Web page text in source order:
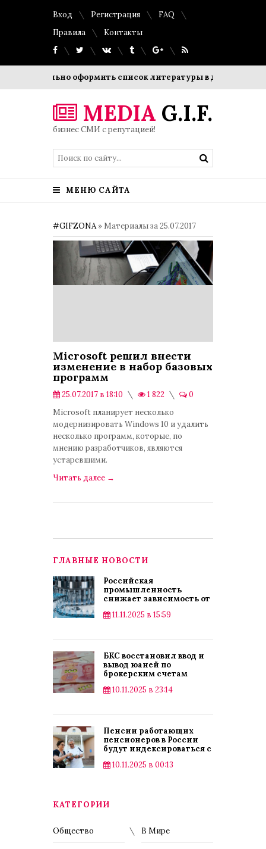
Вход Регистрация
FAQ
Правила
Контакты
оформить список литературы в дипломной
MEDIA G.I.F.
бизнес СМИ с репутацией!
МЕНЮ САЙТА
#GIFZONA» Материалы за 25.07.2017
Microsoft решил внести
изменение в набор базовых
программ
25.07.2017 в 18:10 1 822
0
Microsoft планирует несколько
модернизировать Windows 10 и удалить
несколько программ, которые, по
мнению разработчиков, являются
устаревшими.
Читать далее →
ГЛАВНЫЕ НОВОСТИ
Российская
промышленность
снижает зависимость от
11.11.2025 в 15:59
БКС восстановил ввод и
вывод юаней по
брокерским счетам
10.11.2025 в 23:14
Пенсии работающих
пенсионеров в России
будут индексироваться с
10.11.2025 в 00:13
КАТЕГОРИИ
Общество В Мире